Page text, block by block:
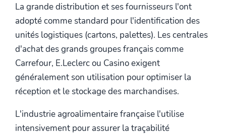
La grande distribution et ses fournisseurs l'ont
adopté comme standard pour l'identification des
unités logistiques (cartons, palettes). Les centrales
d'achat des grands groupes français comme
Carrefour, E.Leclerc ou Casino exigent
généralement son utilisation pour optimiser la
réception et le stockage des marchandises.
L'industrie agroalimentaire française l'utilise
intensivement pour assurer la traçabilité